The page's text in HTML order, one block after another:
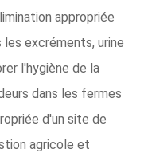
appropriée
excréments, urine
l'hygiène de la
dans les fermes
d'un site de
agricole et